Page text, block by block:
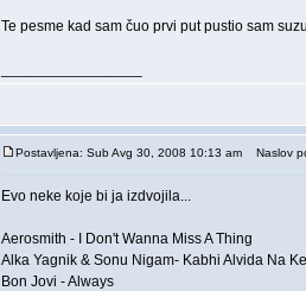
Te pesme kad sam čuo prvi put pustio sam
Postavljena: Sub Avg 30, 2008 10:13 am Naslov
Evo neke koje bi ja izdvojila...
Aerosmith - I Don't Wanna Miss A Thing
Alka Yagnik & Sonu Nigam- Kabhi Alvida Na
Bon Jovi - Always